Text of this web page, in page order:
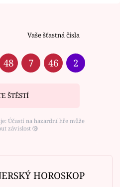
Vaše šťastná čísla
48 7 46 2
ŠTĚSTÍ
Účastí na hazardní hře může
závislost ⑱
HOROSKOP